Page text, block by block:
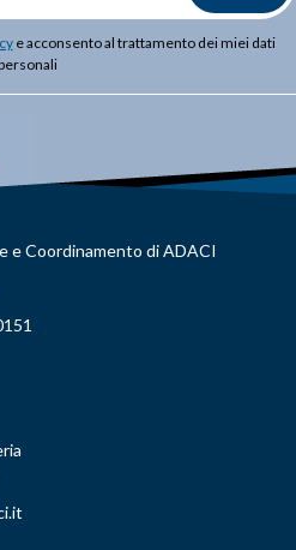
e acconsento al trattamento dei miei dati
e Coordinamento di ADACI